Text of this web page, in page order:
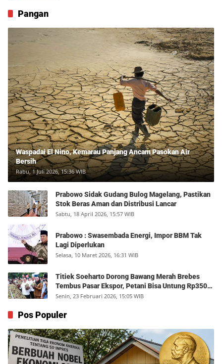
Pangan
Waspadai El Nino, Kemarau Panjang Ancam Pasokan Air
Bersih
Rabu, 1 Juli 2026, 15:36 WIB
Prabowo Sidak Gudang Bulog Magelang, Pastikan
Stok Beras Aman dan Distribusi Lancar
Sabtu, 18 April 2026, 15:57 WIB
Prabowo : Swasembada Energi, Impor BBM Tak
Lagi Diperlukan
Selasa, 10 Maret 2026, 16:31 WIB
Titiek Soeharto Dorong Bawang Merah Brebes
Tembus Pasar Ekspor, Petani Bisa Untung Rp350
Juta per Hektare
Senin, 23 Februari 2026, 15:05 WIB
Pos Populer